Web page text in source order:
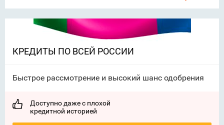
КРЕДИТЫ ПО ВСЕЙ РОССИИ
Быстрое рассмотрение и высокий шанс одобрения
Доступно даже с плохой
кредитной историей